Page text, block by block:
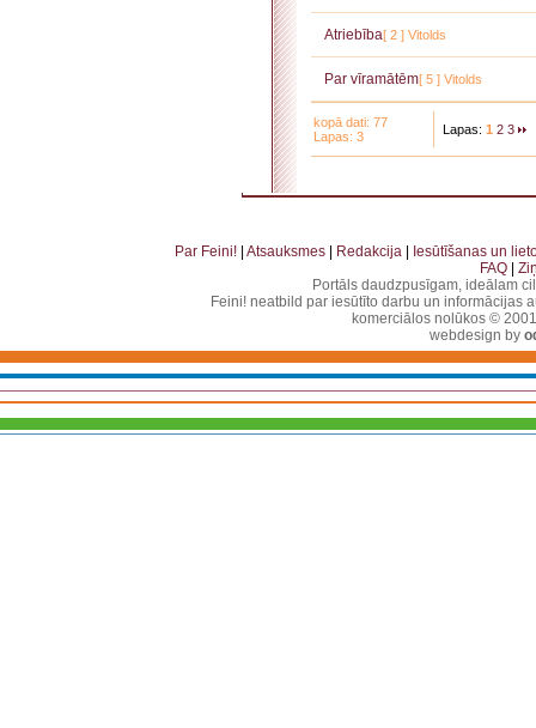
Atriebība[ 2 ] Vitolds
Par vīramātēm[ 5 ] Vitolds
kopā dati: 77
Lapas: 3
Lapas: 1 2 3
Par Feini! Atsauksmes Redakcija
Iesūtīšanas un
FAQ
Portāls daudzpusīgam, ideālam
Feini! neatbild par iesūtīto darbu un informācijas
komerciālos nolūkos ©
webdesign by